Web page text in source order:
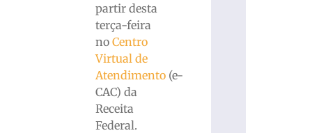
partir desta
terça-feira
no Centro
Virtual de
Atendimento(e-
CAC) da
Receita
Federal.